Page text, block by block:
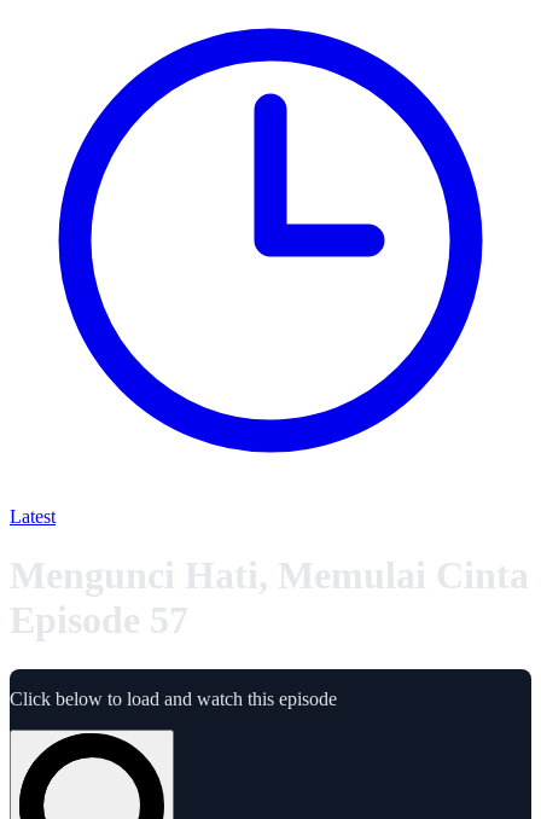
Latest
Mengunci Hati, Memulai Cinta
Episode 57
Click below to load and watch this episode